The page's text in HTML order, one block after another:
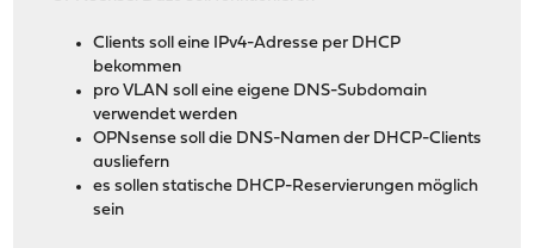
| ||
| ||
.-----+-------------. ||
| LAN-Switch +---'|
| Unifi USW-48 +----'
'-----+-+-+-+-+-----'
| | | | |
| | | | '----... (Netzwerkdevices/Servers) VLAN
| | | |
Clients soll eine IPv4-Adresse per DHCP
bekommen
pro VLAN soll eine eigene DNS-Subdomain
verwendet werden
OPNsense soll die DNS-Namen der DHCP-Clients
ausliefern
es sollen statische DHCP-Reservierungen möglich
sein